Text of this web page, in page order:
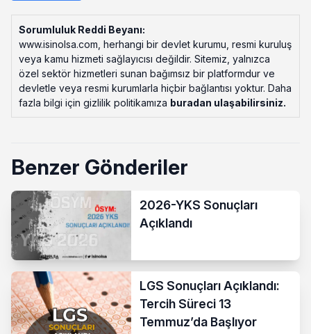
Sorumluluk Reddi Beyanı:
www.isinolsa.com, herhangi bir devlet kurumu, resmi kuruluş
veya kamu hizmeti sağlayıcısı değildir. Sitemiz, yalnızca
özel sektör hizmetleri sunan bağımsız bir platformdur ve
devletle veya resmi kurumlarla hiçbir bağlantısı yoktur. Daha
fazla bilgi için gizlilik politikamıza buradan ulaşabilirsiniz.
Benzer Gönderiler
2026-YKS Sonuçları
Açıklandı
LGS Sonuçları Açıklandı:
Tercih Süreci 13
Temmuz’da Başlıyor